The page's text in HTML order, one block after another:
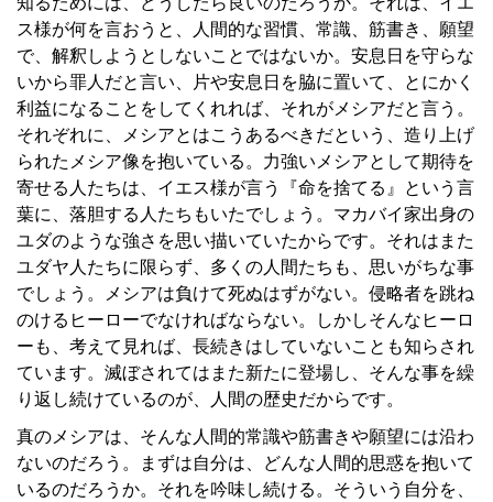
ス様が何を言おうと、人間的な習慣、常識、筋書き、願望
で、解釈しようとしないことではないか。安息日を守らな
いから罪人だと言い、片や安息日を脇に置いて、とにかく
利益になることをしてくれれば、それがメシアだと言う。
それぞれに、メシアとはこうあるべきだという、造り上げ
られたメシア像を抱いている。力強いメシアとして期待を
寄せる人たちは、イエス様が言う『命を捨てる』という言
葉に、落胆する人たちもいたでしょう。マカバイ家出身の
ユダのような強さを思い描いていたからです。それはまた
ユダヤ人たちに限らず、多くの人間たちも、思いがちな事
でしょう。メシアは負けて死ぬはずがない。侵略者を跳ね
のけるヒーローでなければならない。しかしそんなヒーロ
ーも、考えて見れば、長続きはしていないことも知らされ
ています。滅ぼされてはまた新たに登場し、そんな事を繰
り返し続けているのが、人間の歴史だからです。
真のメシアは、そんな人間的常識や筋書きや願望には沿わ
ないのだろう。まずは自分は、どんな人間的思惑を抱いて
いるのだろうか。それを吟味し続ける。そういう自分を、